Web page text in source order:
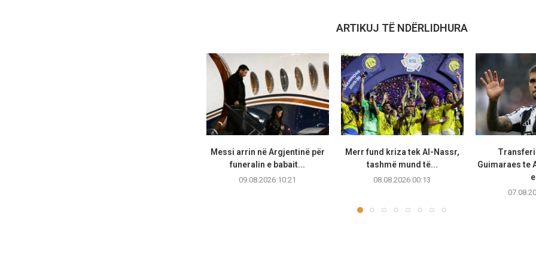
ARTIKUJ TË NDËRLIDHURA
Messi arrin në Argjentinë për
funeralin e babait...
09.08.2026 10:21
Merr fund kriza tek Al-Nassr,
tashmë mund të...
08.08.2026 00:13
Guimaraes te